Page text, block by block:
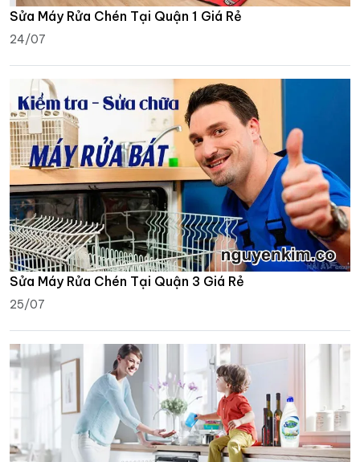
Sửa Máy Rửa Chén Tại Quận 1 Giá Rẻ
24/07
Sửa Máy Rửa Chén Tại Quận 3 Giá Rẻ
25/07